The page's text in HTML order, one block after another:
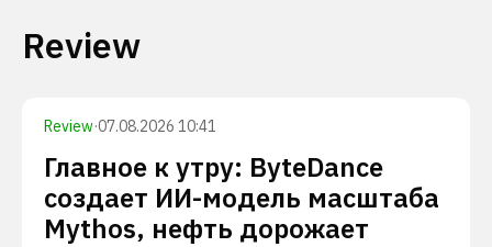
Review
Review·07.08.2026 10:41
Главное к утру: ByteDance
создает ИИ-модель масштаба
Mythos, нефть дорожает